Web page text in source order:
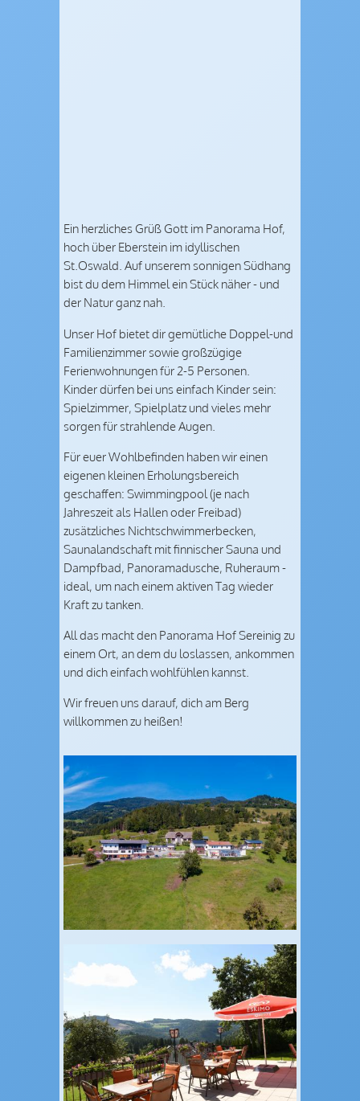
Ein herzliches Grüß Gott im Panorama Hof,
hoch über Eberstein im idyllischen
St.Oswald. Auf unserem sonnigen Südhang
bist du dem Himmel ein Stück näher - und
der Natur ganz nah.
Unser Hof bietet dir gemütliche Doppel-und
Familienzimmer sowie großzügige
Ferienwohnungen für 2-5 Personen.
Kinder dürfen bei uns einfach Kinder sein:
Spielzimmer, Spielplatz und vieles mehr
sorgen für strahlende Augen.
Für euer Wohlbefinden haben wir einen
eigenen kleinen Erholungsbereich
geschaffen: Swimmingpool (je nach
Jahreszeit als Hallen oder Freibad)
zusätzliches Nichtschwimmerbecken,
Saunalandschaft mit finnischer Sauna und
Dampfbad, Panoramadusche, Ruheraum -
ideal, um nach einem aktiven Tag wieder
Kraft zu tanken.
All das macht den Panorama Hof Sereinig zu
einem Ort, an dem du loslassen, ankommen
und dich einfach wohlfühlen kannst.
Wir freuen uns darauf, dich am Berg
willkommen zu heißen!